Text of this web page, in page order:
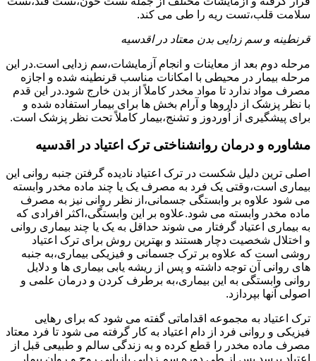
سلامت قلب،تست ریه را طی می کند.
قرنطینه و سم زدایی بدن معتاد در اقدسیه
مرحله دوم بعد از معاینات و انجام آزمایشات،سم زدایی است.در این
مرحله بیمار در محیطی با امکانات مناسب قرنطینه شده و اجازه
مصرف مواد ندارد تا مواد مخدر کاملاً از بدن خارج شود.در این قدم
با نظر پزشک از داروها و آرام بخش ها برای بیمار استفاده شده و
برای پیشگیری از اُوردوز و تشنج،بیمار کاملاً تحت نظر پزشک است.
مشاوره و درمان روانشناختی ترک اعتیاد در اقدسیه
اصلی ترین دلیل شکست در ترک اعتیاد نادیده گرفتن جنبه روانی این
بیماری است،وقتی یک فرد به مصرف یک یا چند ماده مخدر وابسته
می شود علاوه بر وابستگی جسمانی،از نظر روانی نیز به مصرف
ماده مخدر وابسته می شود.علاوه بر این وابستگی،اکثر افرادی که
به بیماری اعتیاد گرفتار می شوند حداقل به یک یا چند بیماری روانی
و اختلال شخصیت دچار هستند و بهترین روش برای ترک اعتیاد
روشی است که علاوه بر ترک جسمانی و فیزیکی بیماری،به جنبه
های روانی آن توجه داشته و پس از ریشه یابی بیماری ها و دلایل
روانی وابستگی به این بیماری،به برطرف کردن و درمان علمی و
اصولی آنها بپردازد.
ترک اعتیاد به مجموعه اقداماتی گفته می شود که برای رهایی
فیزیکی و روانی فرد از دام اعتیاد به کار گرفته می شود تا فرد معتاد
مصرف ماده مخدر را قطع کرده و به زندگی سالم و طبیعی قبل از
اعتیاد برسد.پس از طی دوره سم زدایی بازیابی روح و روان بیمار